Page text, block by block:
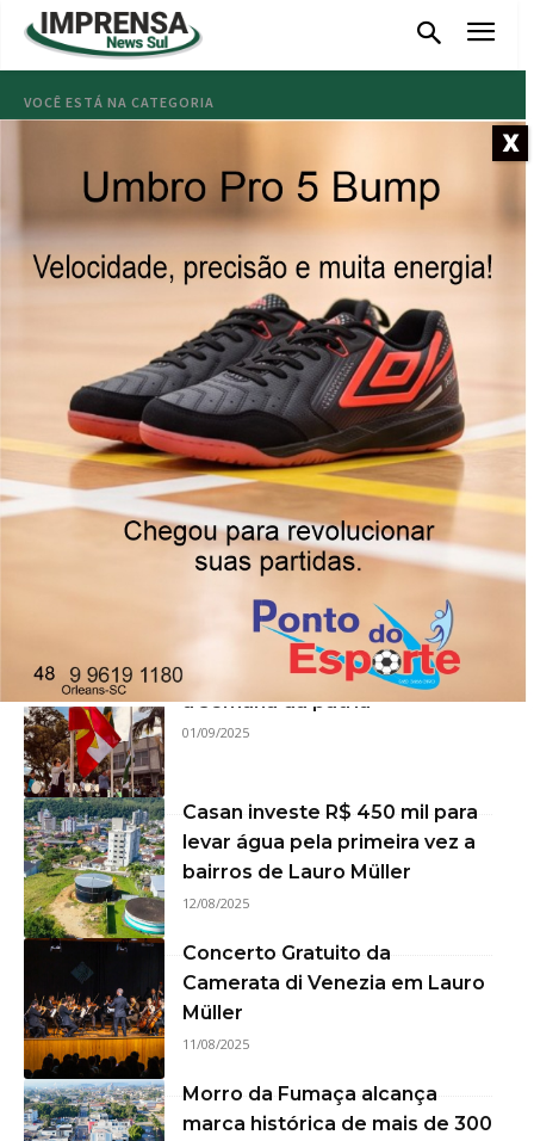
VOCÊ ESTÁ NA CATEGORIA
Lauro Müller
município de Lauro Müller
passam por reforma
29/09/2025
Passeata abre programação
do Outubro Rosa em Lauro
Müller
29/09/2025
Lauro Müller intensifica
iniciativas voltadas ao
resíduos recicláveis
Lauro Müller abre oficialmente
a semana da pátria
01/09/2025
Casan investe R$ 450 mil para
levar água pela primeira vez a
bairros de Lauro Müller
12/08/2025
Concerto Gratuito da
Camerata di Venezia em Lauro
Müller
11/08/2025
Morro da Fumaça alcança
marca histórica de mais de 300
X